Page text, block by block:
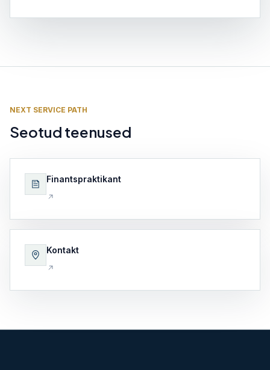
NEXT SERVICE PATH
Seotud teenused
Finantspraktikant
Kontakt